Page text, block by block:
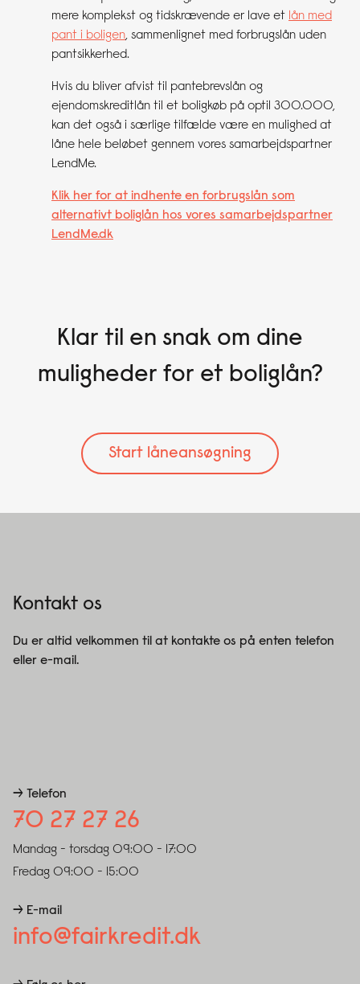
mere komplekst og tidskrævende er lave et lån med
pant i boligen, sammenlignet med forbrugslån uden
pantsikkerhed.
Hvis du bliver afvist til pantebrevslån og
ejendomskreditlån til et boligkøb på optil 300.000,
kan det også i særlige tilfælde være en mulighed at
låne hele beløbet gennem vores samarbejdspartner
LendMe.
Klik her for at indhente en forbrugslån som
alternativt boliglån hos vores samarbejdspartner
LendMe.dk
Klar til en snak om dine
muligheder for et boliglån?
Start låneansøgning
Kontakt os
Du er altid velkommen til at kontakte os på enten telefon
eller e-mail.
→ Telefon
70 27 27 26
Mandag - torsdag 09:00 - 17:00
Fredag 09:00 - 15:00
→ E-mail
info@fairkredit.dk